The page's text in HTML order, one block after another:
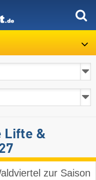
Lifte &
zur Saison